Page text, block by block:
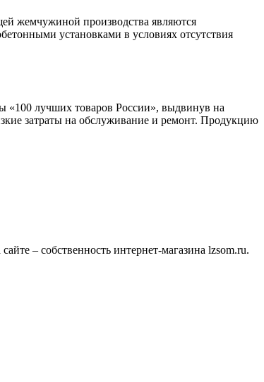
жемчужиной производства являются
установками в условиях отсутствия
«100 лучших товаров России», выдвинув на
затраты на обслуживание и ремонт. Продукцию
– собственность интернет-магазина lzsom.ru.